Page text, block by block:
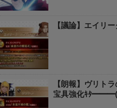
【議論】エイリ
【朗報】ヴリト
宝具強化ｷﾀ